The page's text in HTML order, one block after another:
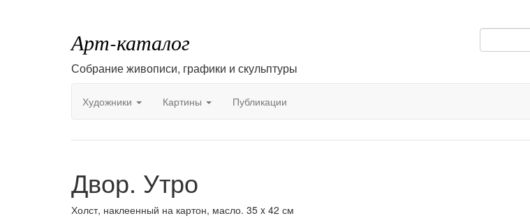
Арт-каталог
Собрание живописи, графики и скульптуры
Художники Картины Публикации
Двор. Утро
Холст, наклеенный на картон, масло. 35 x 42 см